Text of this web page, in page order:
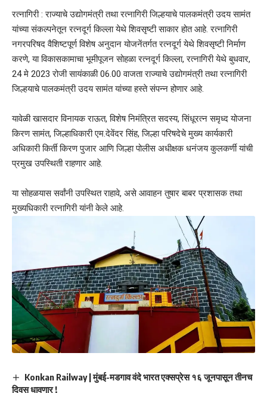
रत्नागिरी : राज्याचे उद्योगमंत्री तथा रत्नागिरी जिल्हयाचे पालकमंत्री उदय सामंत
यांच्या संकल्पनेतून रत्नदूर्ग किल्ला येथे शिवसृष्टी साकार होत आहे. रत्नागिरी
नगरपरिषद वैशिष्टपूर्ण विशेष अनुदान योजनेंतर्गत रत्नदूर्ग येथे शिवसृष्टी निर्माण
करणे, या विकासकामाचा भूमीपूजन सोहळा रत्नदूर्ग किल्ला, रत्नागिरी येथे बुधवार,
24 मे 2023 रोजी सायंकाळी 06.00 वाजता राज्याचे उद्योगमंत्री तथा रत्नागिरी
जिल्हयाचे पालकमंत्री उदय सामंत यांच्या हस्ते संपन्न होणार आहे.
यावेळी खासदार विनायक राऊत, विशेष निमंत्रित सदस्य, सिंधूरत्न समृध्द योजना
किरण सामंत, जिल्हाधिकारी एम.देवेंदर सिंह, जिल्हा परिषदेचे मुख्य कार्यकारी
अधिकारी किर्ती किरण पुजार आणि जिल्हा पोलीस अधीक्षक धनंजय कुलकर्णी यांची
प्रमुख उपस्थिती राहणार आहे.
या सोहळयास सर्वांनी उपस्थित राहावे, असे आवाहन तुषार बाबर प्रशासक तथा
मुख्यधिकारी रत्नागिरी यांनी केले आहे.
Konkan Railway | मुंबई-मडगाव वंदे भारत एक्सप्रेस १६ जूनपासून तीनच
दिवस धावणार !